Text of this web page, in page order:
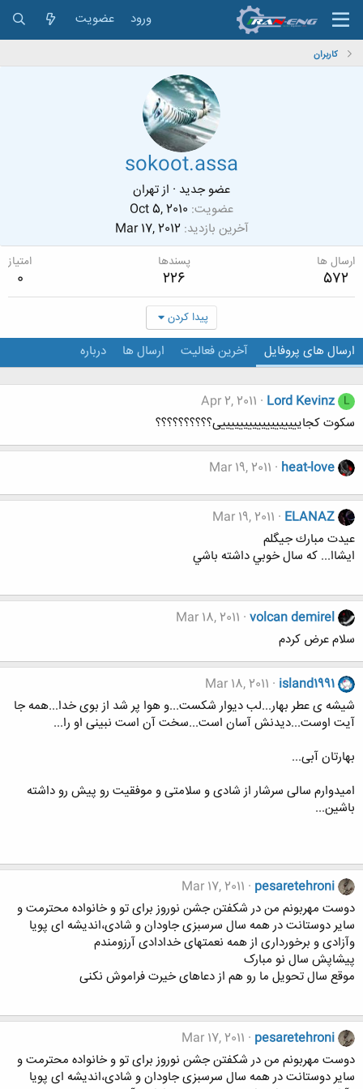
ورود عضویت
کاربران
sokoot.assa
عضو جدید · ازتهران
عضویت Oct 5, 2010
آخرین بازدید Mar 17, 2012
ارسال ها
572
پسندها
226
امتیاز
0
پیدا کردن
ارسال های پروفایل آخرین فعالیت ارسال ها درباره
L
Lord Kevinz
Apr 2, 2011
سکوت کجاییییییییییییییییییی؟؟؟؟؟؟؟؟؟؟
heat-love
Mar 19, 2011
ELANAZ
Mar 19, 2011
عيدت مبارك جيگلم
ايشاا... كه سال خوبي داشته باشي
volcan demirel
Mar 18, 2011
سلام عرض کردم
island1991
Mar 18, 2011
شیشه ی عطر بهار...لب دیوار شکست...و هوا پر شد از بوی خدا...همه جا
آیت اوست...دیدنش آسان است...سخت آن است نبینی او را...
بهارتان آبی...
امیدوارم سالی سرشار از شادی و سلامتی و موفقیت رو پیش رو داشته
باشین...
pesaretehroni
Mar 17, 2011
دوست مهربونم من در شکفتن جشن نوروز برای تو و خانواده محترمت و
سایر دوستانت در همه سال سرسبزی جاودان و شادی،اندیشه ای پویا
وآزادی و برخورداری از همه نعمتهای خدادادی آرزومندم
پیشاپش سال نو مبارک
موقع سال تحویل ما رو هم از دعاهای خیرت فراموش نکنی
pesaretehroni
Mar 17, 2011
دوست مهربونم من در شکفتن جشن نوروز برای تو و خانواده محترمت و
سایر دوستانت در همه سال سرسبزی جاودان و شادی،اندیشه ای پویا